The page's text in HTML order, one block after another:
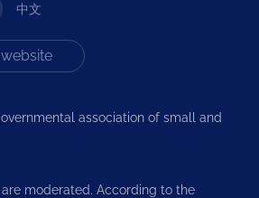
中文
association of small and
moderated. According to the